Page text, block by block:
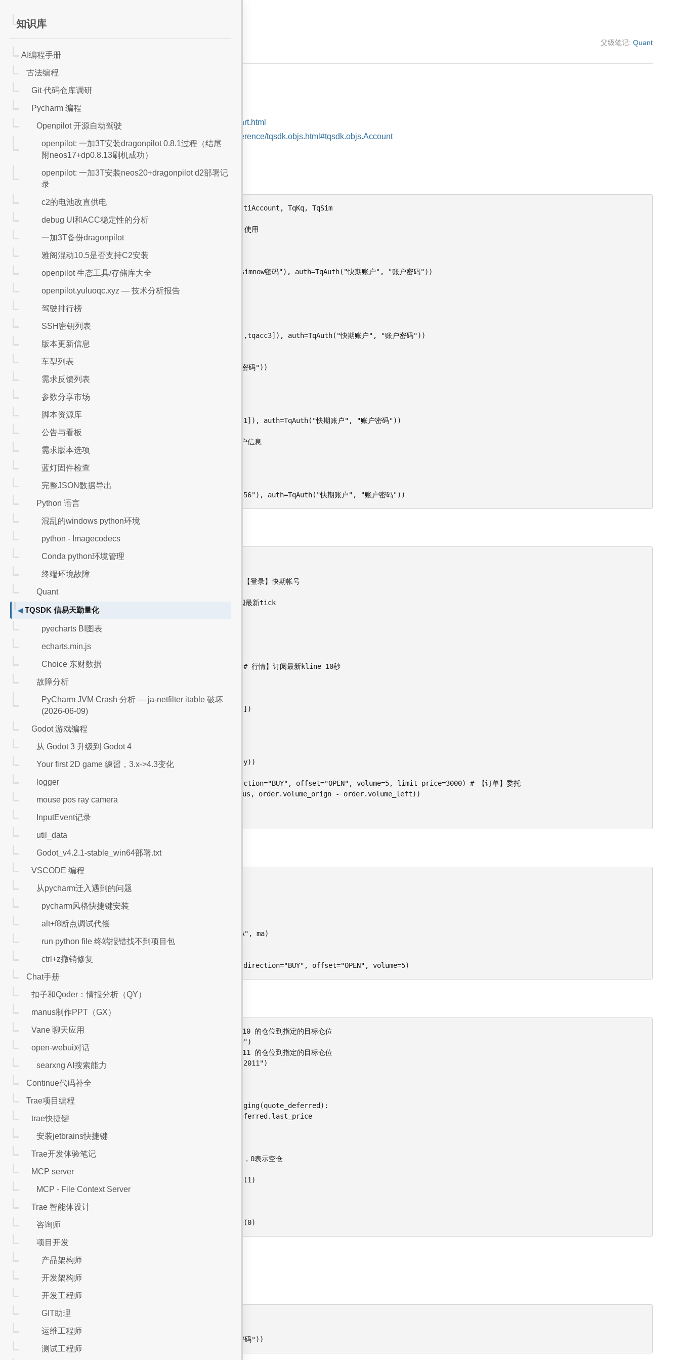
父级笔记:Quant
TQSDK 信易天勤量化
安装
安装：pip install tqsdk
手册：https://doc.shinnytech.com/tqsdk/latest/quickstart.html
https://doc.shinnytech.com/tqsdk/latest/reference/tqsdk.objs.html#tqsdk.objs.Account
demo - 登录帐号
from tqsdk import TqApi, TqAccount, TqAuth, TqMultiAccount, TqKq, TqSim
# 不管使用哪方的模拟交易或实盘交易账号，都需搭配快期帐号使用
# 信易科技官网：https://www.shinnytech.com/
# 模拟帐号-simnow
api = TqApi(TqAccount("simnow", "simnow用户名", "simnow密码"), auth=TqAuth("快期账户", "账户密码"))
# 模拟帐号-simnow多帐号
tqacc1 = TqAccount("simnow", "账户1", "密码1")
tqacc2 = TqAccount("simnow", "账户2", "密码2")
tqacc3 = TqAccount("simnow", "账户3", "密码3")
api = TqApi(account=TqMultiAccount([tqacc1,tqacc2,tqacc3]), auth=TqAuth("快期账户", "账户密码"))
# 模拟帐号-天勤
api = TqApi(TqSim(), auth=TqAuth("快期账户", "账户密码"))
tq_kq = TqKq() # 创建模拟账户
tq_kq001= TqKq(number=1) # 创建模拟账户001
api = TqApi(account=TqMultiAccount([tq_kq,tq_kq001]), auth=TqAuth("快期账户", "账户密码"))
print(tq_kq.get_account())  # 打印快期模拟账户信息
print(tq_kq001.get_account())  # 打印快期模拟001账户信息
# 实盘帐号-宏源期货：交易服务器和行情服务器
api = TqApi(TqAccount("H宏源期货", "022631", "123456"), auth=TqAuth("快期账户", "账户密码"))
from tqsdk import TqApi, TqAuth
api = TqApi(auth=TqAuth("快期账户", "账户密码")) # 【登录】快期帐号
quote = api.get_quote("SHFE.ni2206") # 【行情】订阅最新tick
print(quote.last_price, quote.volume)
while True:
    api.wait_update() # 阻塞：等待行情更新
    print (quote.datetime, quote.last_price)
klines = api.get_kline_serial("SHFE.ni2206", 10) # 行情】订阅最新kline 10秒
print("最后一根K线收盘价", klines.close.iloc[-1])
while True:
    api.wait_update()
    print("最后一根K线收盘价", klines.close.iloc[-1])
account = api.get_account() # 【账户】资金
position = api.get_position("DCE.m1901")
print("可用资金: %.2f" % (account.available))
print("今多头: %d 手" % (position.volume_long_today))
order = api.insert_order(symbol="DCE.m2105", direction="BUY", offset="OPEN", volume=5, limit_price=3000) # 【订单】委托
print("委托单状态: %s, 已成交: %d 手" % (order.status, order.volume_orign - order.volume_left))
api.cancel_order(order) # 【订单】撤单
demo - 突破均线策略
while True:
    api.wait_update()
    if api.is_changing(klines):
        ma = sum(klines.close.iloc[-15:])/15
        if klines.close.iloc[-1] > ma:
            print("最新价大于MA: 市价开仓")
            api.insert_order(symbol="DCE.m2105", direction="BUY", offset="OPEN", volume=5)
demo - 算法交易
# 创建 ni2010 的目标持仓 task，该 task 负责调整 ni2010 的仓位到指定的目标仓位
target_pos_near = TargetPosTask(api, "SHFE.ni2010")
# 创建 ni2011 的目标持仓 task，该 task 负责调整 ni2011 的仓位到指定的目标仓位
target_pos_deferred = TargetPosTask(api, "SHFE.ni2011")
while True:
    if api.is_changing(quote_near) or api.is_changing(quote_deferred):
        spread = quote_near.last_price - quote_deferred.last_price
        if spread > 200:
            # 设置目标持仓为正数表示多头，负数表示空头，0表示空仓
            target_pos_near.set_target_volume(-1)
        elif spread < 150:
            target_pos_near.set_target_volume(0)
            target_pos_deferred.set_target_volume(0)
demo - 策略回测
demo - 模拟交易
from tqsdk import TqApi, TqAuth, TqKq
api = TqApi(TqKq(), auth=TqAuth("快期账户", "账户密码"))
知识库
AI编程手册
古法编程
Git 代码仓库调研
Pycharm 编程
Openpilot 开源自动驾驶
openpilot: 一加3T安装dragonpilot 0.8.1过程（结尾
附neos17+dp0.8.13刷机成功）
openpilot: 一加3T安装neos20+dragonpilot d2部署记
录
c2的电池改直供电
debug UI和ACC稳定性的分析
一加3T备份dragonpilot
雅阁混动10.5是否支持C2安装
openpilot 生态工具/存储库大全
openpilot.yuluoqc.xyz — 技术分析报告
驾驶排行榜
SSH密钥列表
版本更新信息
车型列表
需求反馈列表
参数分享市场
脚本资源库
公告与看板
需求版本选项
蓝灯固件检查
完整JSON数据导出
Python 语言
混乱的windows python环境
python - Imagecodecs
Conda python环境管理
终端环境故障
Quant
TQSDK 信易天勤量化
pyecharts BI图表
echarts.min.js
Choice 东财数据
故障分析
PyCharm JVM Crash 分析 — ja-netfilter itable 破坏
(2026-06-09)
Godot 游戏编程
从 Godot 3 升级到 Godot 4
Your first 2D game 練習，3.x->4.3变化
logger
mouse pos ray camera
InputEvent记录
util_data
Godot_v4.2.1-stable_win64部署.txt
VSCODE 编程
从pycharm迁入遇到的问题
pycharm风格快捷键安装
alt+f8断点调试代偿
run python file 终端报错找不到项目包
ctrl+z撤销修复
Chat手册
扣子和Qoder：情报分析（QY）
manus制作PPT（GX）
Vane 聊天应用
open-webui对话
searxng AI搜索能力
Continue代码补全
Trae项目编程
trae快捷键
安装jetbrains快捷键
Trae开发体验笔记
MCP server
MCP - File Context Server
Trae 智能体设计
咨询师
项目开发
产品架构师
开发架构师
开发工程师
GIT助理
运维工程师
测试工程师